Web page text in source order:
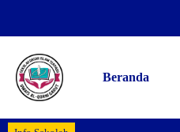
Beranda